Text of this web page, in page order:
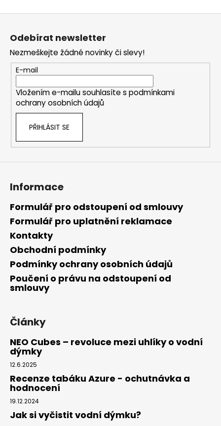
Odebírat newsletter
Nezmeškejte žádné novinky či slevy!
E-mail
Vložením e-mailu souhlasíte s podmínkami
ochrany osobních údajů
PŘIHLÁSIT SE
Informace
Formulář pro odstoupení od smlouvy
Formulář pro uplatnění reklamace
Kontakty
Obchodní podmínky
Podmínky ochrany osobních údajů
Poučení o právu na odstoupení od
smlouvy
Články
NEO Cubes – revoluce mezi uhlíky o vodní
dýmky
12.6.2025
Recenze tabáku Azure - ochutnávka a
hodnocení
19.12.2024
Jak si vyčistit vodní dýmku?